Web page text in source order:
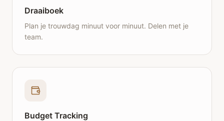
Draaiboek
Plan je trouwdag minuut voor minuut. Delen met je
team.
Budget Tracking